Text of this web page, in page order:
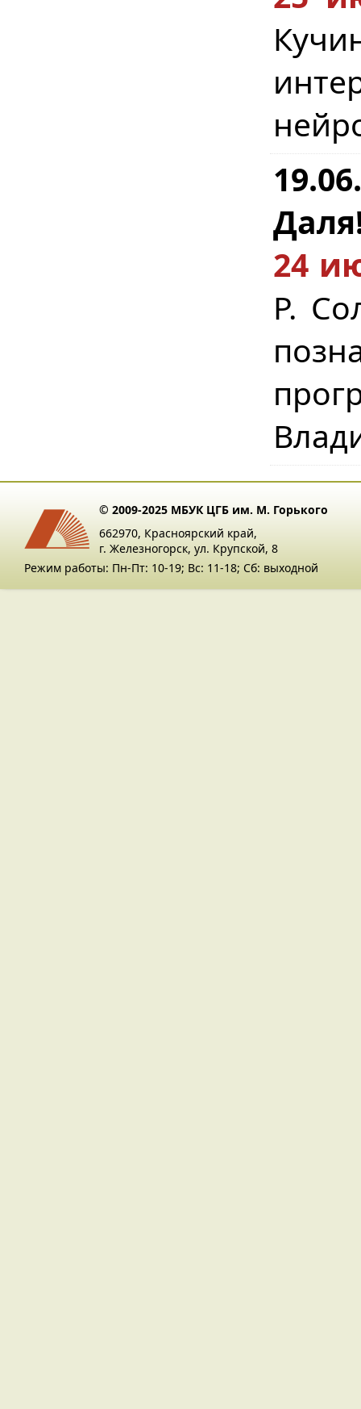
24
Р.
© 2009-2025 МБУК ЦГБ им. М. Горького
662970, Красноярский край,
г. Железногорск, ул. Крупской, 8
Режим работы: Пн-Пт: 10-19; Вс: 11-18; Сб: выходной